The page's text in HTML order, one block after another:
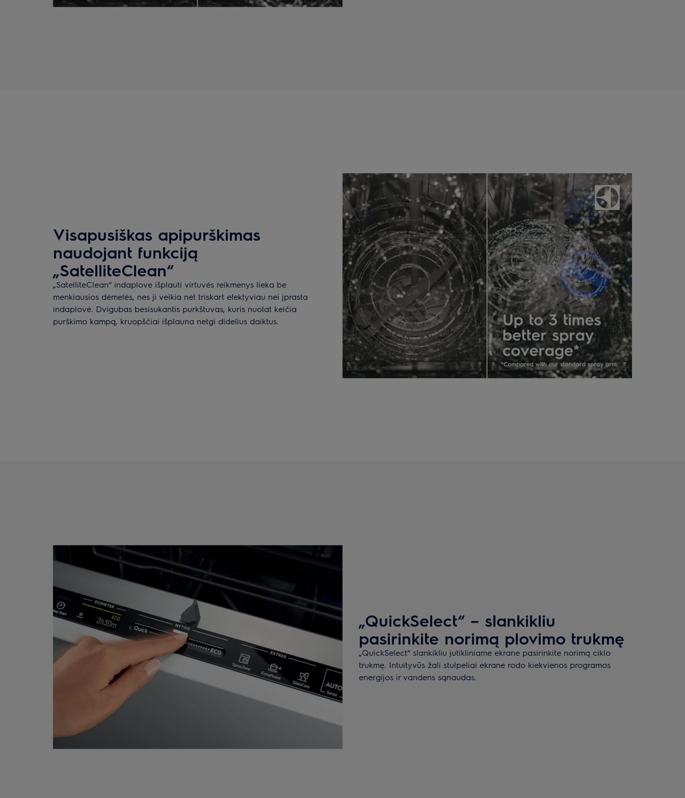
Visapusiškas apipurškimas
naudojant funkciją
„SatelliteClean“
„SatelliteClean“ indaplove išplauti virtuvės reikmenys lieka be
menkiausios dėmelės, nes ji veikia net triskart efektyviau nei įprasta
indaplovė. Dvigubas besisukantis purkštuvas, kuris nuolat keičia
purškimo kampą, kruopščiai išplauna netgi didelius daiktus.
„QuickSelect“ – slankikliu
pasirinkite norimą plovimo trukmę
„QuickSelect“ slankikliu jutikliniame ekrane pasirinkite norimą ciklo
trukmę. Intuityvūs žali stulpeliai ekrane rodo kiekvienos programos
energijos ir vandens sąnaudas.